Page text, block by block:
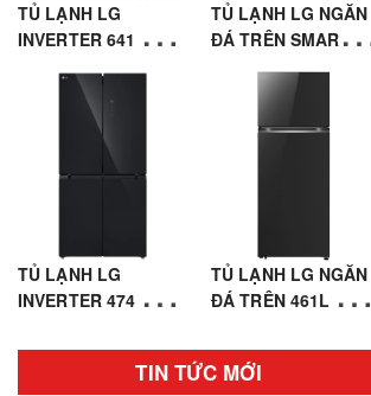
TỦ LẠNH LG
INVERTER 641 LÍT
LSI63BLMA
TỦ LẠNH LG NGĂN
ĐÁ TRÊN SMART
INVERTER™ 459L
MÀU BẠC
LTD46SVMA
TỦ LẠNH LG
INVERTER 474 LÍT
LFB47BLG
TỦ LẠNH LG NGĂN
ĐÁ TRÊN 461L MẶT
LTB46BLG
TIN TỨC MỚI